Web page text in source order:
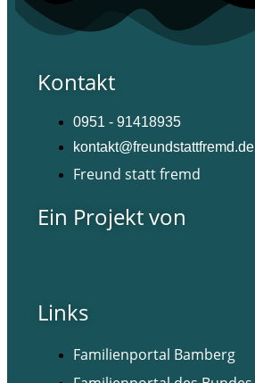
Kontakt
0951 - 91418935
kontakt@freundstattfremd.de
Freund statt fremd
Ein Projekt von
Links
Familienportal Bamberg